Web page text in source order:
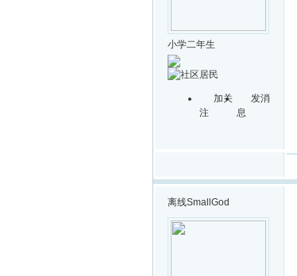
小学二年生
加关
注
发消
息
离线SmallGod